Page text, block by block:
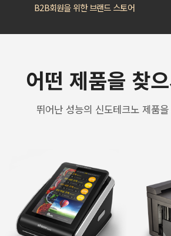
B2B회원을 위한 브랜드 스토어
어떤 제품을 찾
뛰어난 성능의 신도테크노 제품